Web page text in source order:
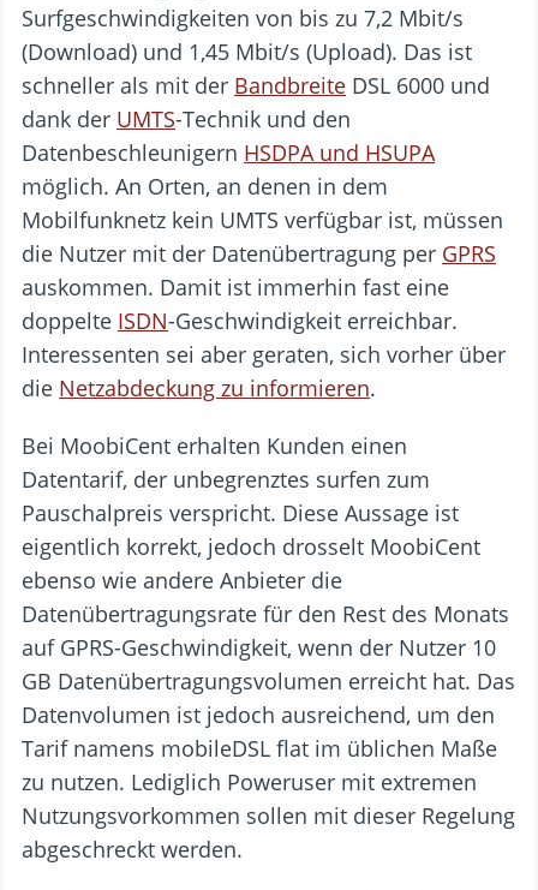
Surfgeschwindigkeiten von bis zu 7,2 Mbit/s
(Download) und 1,45 Mbit/s (Upload). Das ist
schneller als mit der Bandbreite DSL 6000 und
dank der UMTS-Technik und den
Datenbeschleunigern HSDPA und HSUPA
möglich. An Orten, an denen in dem
Mobilfunknetz kein UMTS verfügbar ist, müssen
die Nutzer mit der Datenübertragung per GPRS
auskommen. Damit ist immerhin fast eine
doppelte ISDN-Geschwindigkeit erreichbar.
Interessenten sei aber geraten, sich vorher über
die Netzabdeckung zu informieren.
Bei MoobiCent erhalten Kunden einen
Datentarif, der unbegrenztes surfen zum
Pauschalpreis verspricht. Diese Aussage ist
eigentlich korrekt, jedoch drosselt MoobiCent
ebenso wie andere Anbieter die
Datenübertragungsrate für den Rest des Monats
auf GPRS-Geschwindigkeit, wenn der Nutzer 10
GB Datenübertragungsvolumen erreicht hat. Das
Datenvolumen ist jedoch ausreichend, um den
Tarif namens mobileDSL flat im üblichen Maße
zu nutzen. Lediglich Poweruser mit extremen
Nutzungsvorkommen sollen mit dieser Regelung
abgeschreckt werden.